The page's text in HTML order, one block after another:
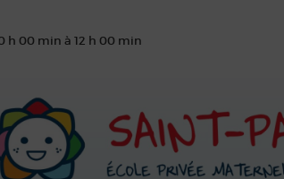
h 00 min à 12 h 00 min